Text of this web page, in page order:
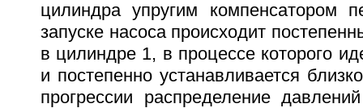
цилиндра упругим компенсатором
запуске насоса происходит
в цилиндре 1, в процессе которого
и постепенно устанавливается
прогрессии распределение